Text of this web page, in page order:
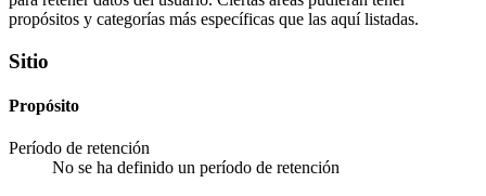
propósitos y categorías más específicas que las aquí listadas.
Sitio
Propósito
Período de retención
No se ha definido un período de retención